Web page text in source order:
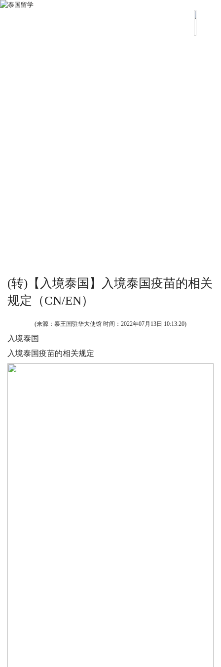
(转)【入境泰国】入境泰国疫苗的相关
规定（CN/EN）
(来源：泰王国驻华大使馆 时间： 2022年07月13日 10:13:20)
入境泰国
入境泰国疫苗的相关规定